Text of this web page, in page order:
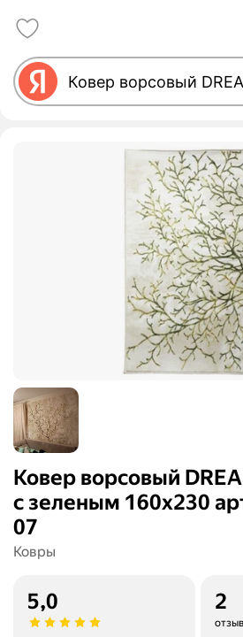
Ковер ворсовый
с зеленым 160x230
07
Ковры
5,0 2